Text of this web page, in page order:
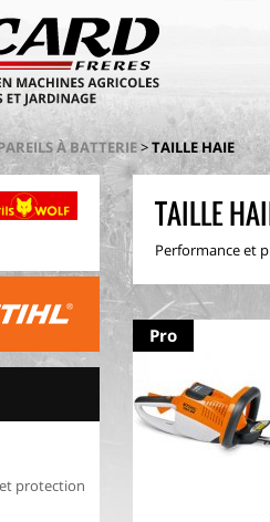
À BATTERIE>TAILLE HAIE
protection
TAILLE
Performance et
Pro